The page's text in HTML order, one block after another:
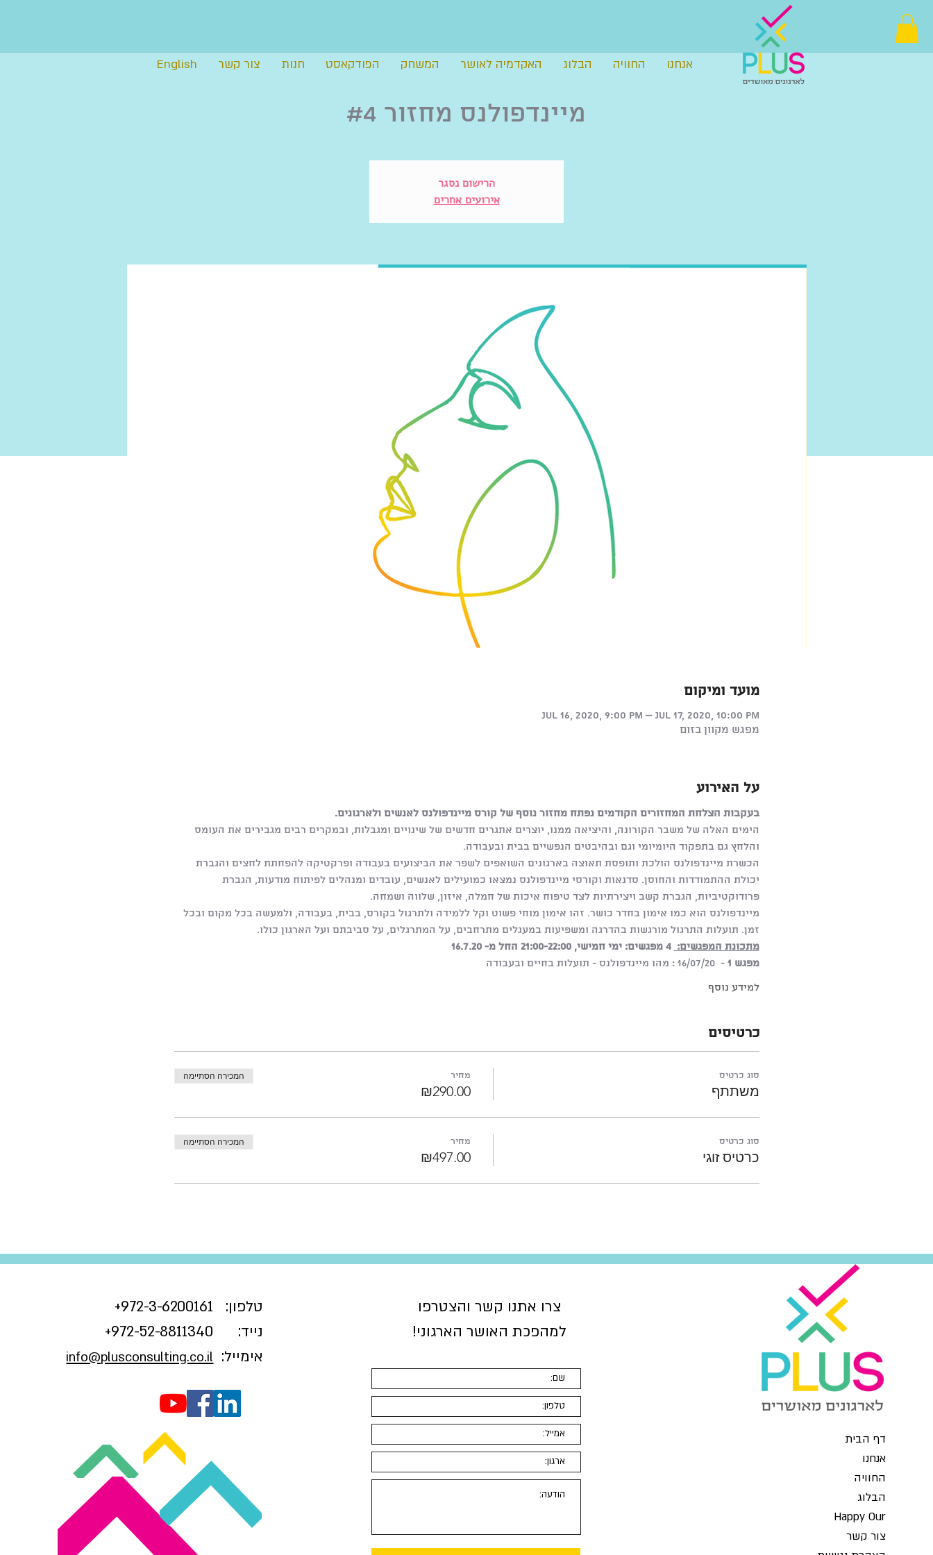
אנחנו החוויה הבלוג האקדמיה לאושר המשחק הפודקאסט חנות צור קשר English
מיינדפולנס מחזור #4
הרישום נסגר
אירועים אחרים
מועד ומיקום
Jul 16, 2020, 9:00 PM – Jul 17, 2020, 10:00 PM
מפגש מקוון בזום
על האירוע
בעקבות הצלחת המחזורים הקודמים נפתח מחזור נוסף של קורס מיינדפולנס לאנשים ולארגונים.
הימים האלה של משבר הקורונה, והיציאה ממנו, יוצרים אתגרים חדשים של שינויים ומגבלות, ובמקרים רבים מגבירים את העומס
והלחץ גם בתפקוד היומיומי וגם ובהיבטים הנפשיים בבית ובעבודה.
הכשרת מיינדפולנס הולכת ותופסת תאוצה בארגונים השואפים לשפר את הביצועים בעבודה ופרקטיקה להפחתת לחצים והגברת
יכולת ההתמודדות והחוסן. סדנאות וקורסי מיינדפולנס נמצאו כמועילים לאנשים, עובדים ומנהלים לפיתוח מודעות, הגברת
פרודוקטיביות, הגברת קשב ויצירתיות לצד טיפוח איכות של חמלה, איזון, שלווה ושמחה.
מיינדפולנס הוא כמו אימון בחדר כושר. זהו אימון מוחי פשוט וקל ללמידה ולתרגול בקורס, בבית, בעבודה, ולמעשה בכל מקום ובכל
זמן. תועלות התרגול מורגשות בהדרגה ומשפיעות במעגלים מתרחבים, על המתרגלים, על סביבתם ועל הארגון כולו.
מתכונת המפגשים: 4 מפגשים: ימי חמישי, 21:00-22:00 החל מ- 16.7.20
מפגש 1
-  16/07/20 : מהו מיינדפולנס - תועלות בחיים ובעבודה
למידע נוסף
כרטיסים
סוג כרטיס
משתתף
מחיר
₪290.00
המכירה הסתיימה
סוג כרטיס
כרטיס זוגי
מחיר
₪497.00
המכירה הסתיימה
טלפון: 972-3-6200161+
נייד: 972-52-8811340+
אימייל: info@plusconsulting.co.il
צרו אתנו קשר והצטרפו
למהפכת האושר הארגוני!
דף הבית
אנחנו
החוויה
הבלוג
Happy Our
צור קשר